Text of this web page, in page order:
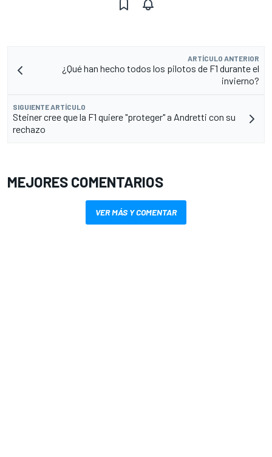
ARTÍCULO ANTERIOR
¿Qué han hecho todos los pilotos de F1 durante el
invierno?
SIGUIENTE ARTÍCULO
Steiner cree que la F1 quiere "proteger" a Andretti con su
rechazo
MEJORES COMENTARIOS
VER MÁS Y COMENTAR